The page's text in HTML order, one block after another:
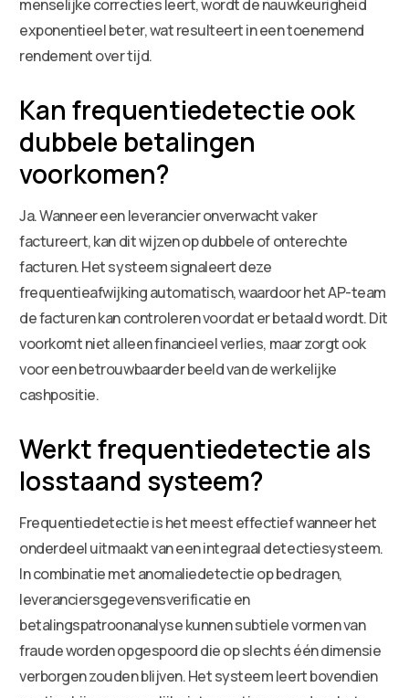
menselijke correcties leert, wordt de nauwkeurigheid
exponentieel beter, wat resulteert in een toenemend
rendement over tijd.
Kan frequentiedetectie ook
dubbele betalingen
voorkomen?
Ja. Wanneer een leverancier onverwacht vaker
factureert, kan dit wijzen op dubbele of onterechte
facturen. Het systeem signaleert deze
frequentieafwijking automatisch, waardoor het AP-team
de facturen kan controleren voordat er betaald wordt. Dit
voorkomt niet alleen financieel verlies, maar zorgt ook
voor een betrouwbaarder beeld van de werkelijke
cashpositie.
Werkt frequentiedetectie als
losstaand systeem?
Frequentiedetectie is het meest effectief wanneer het
onderdeel uitmaakt van een integraal detectiesysteem.
In combinatie met anomaliedetectie op bedragen,
leveranciersgegevensverificatie en
betalingspatroonanalyse kunnen subtiele vormen van
fraude worden opgespoord die op slechts één dimensie
verborgen zouden blijven. Het systeem leert bovendien